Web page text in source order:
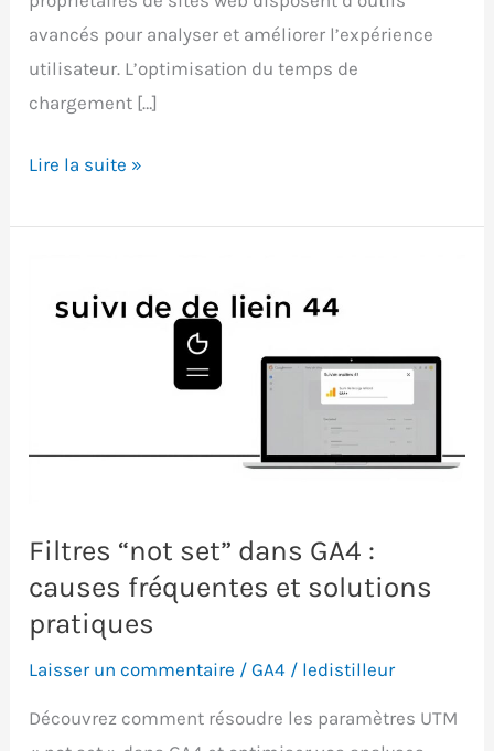
avancés pour analyser et améliorer l’expérience
utilisateur. L’optimisation du temps de
chargement […]
Mesurer
temps
chargement
et
Lire la suite »
Filtres “not set” dans GA4 :
causes fréquentes et solutions
pratiques
Laisser un commentaire /GA4 / ledistilleur
Découvrez comment résoudre les paramètres UTM